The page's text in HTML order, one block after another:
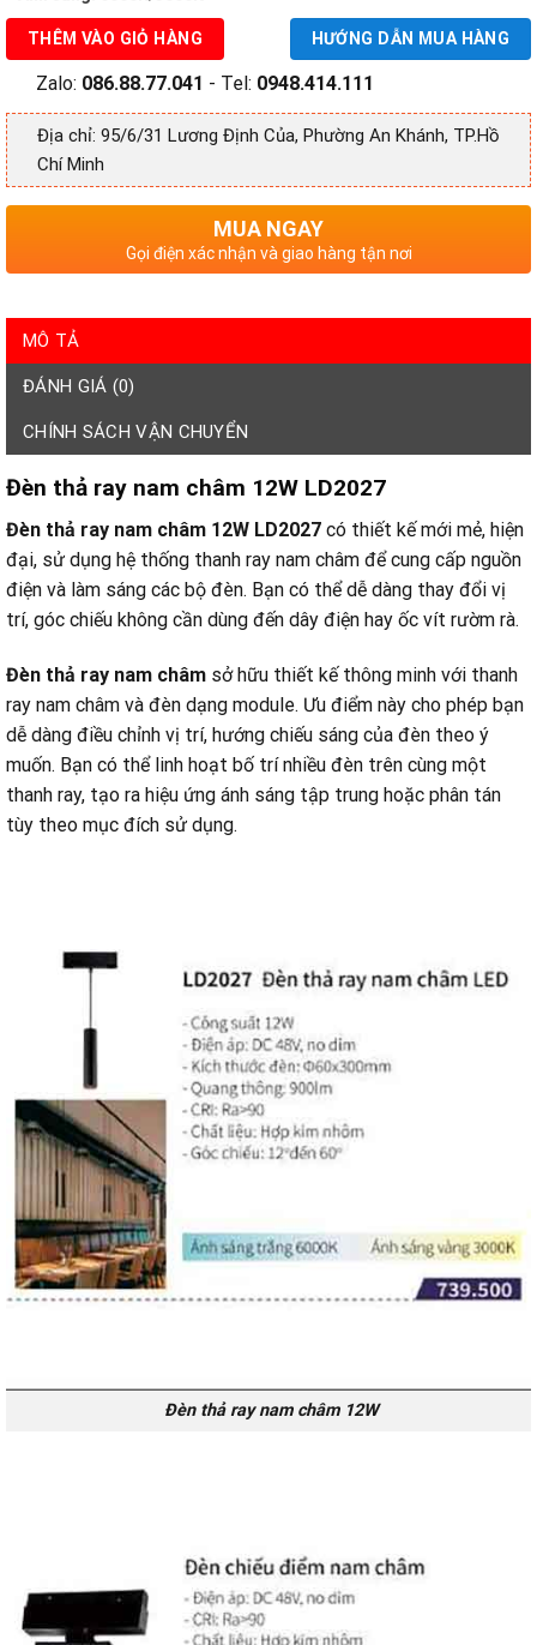
350,000 ₫.
HƯỚNG DẪN MUA HÀNG
THÊM VÀO GIỎ HÀNG
Zalo: 086.88.77.041 - Tel: 0948.414.111
Địa chỉ: 95/6/31 Lương Định Của, Phường An Khánh, TP.Hồ
Chí Minh
MUA NGAY
Gọi điện xác nhận và giao hàng tận nơi
MÔ TẢ
ĐÁNH GIÁ (0)
CHÍNH SÁCH VẬN CHUYỂN
Đèn thả ray nam châm 12W LD2027
Đèn thả ray nam châm 12W LD2027 có thiết kế mới mẻ, hiện
đại, sử dụng hệ thống thanh ray nam châm để cung cấp nguồn
điện và làm sáng các bộ đèn. Bạn có thể dễ dàng thay đổi vị
trí, góc chiếu không cần dùng đến dây điện hay ốc vít rườm rà.
Đèn thả ray nam châm sở hữu thiết kế thông minh với thanh
ray nam châm và đèn dạng module. Ưu điểm này cho phép bạn
dễ dàng điều chỉnh vị trí, hướng chiếu sáng của đèn theo ý
muốn. Bạn có thể linh hoạt bố trí nhiều đèn trên cùng một
thanh ray, tạo ra hiệu ứng ánh sáng tập trung hoặc phân tán
tùy theo mục đích sử dụng.
Đèn thả ray nam châm 12W